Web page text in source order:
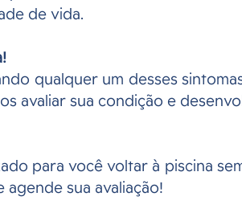
de vida.
qualquer um desses
avaliar sua condição e
para você voltar à piscina
sua avaliação!